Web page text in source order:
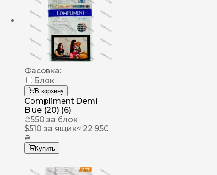
Фасовка:
Блок
В корзину
Compliment Demi
Blue (20) (6)
₴550 за блок
$510 за ящик≈ 22 950
₴
Купить